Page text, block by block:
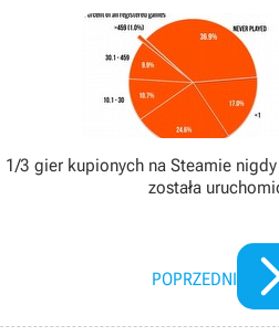
1/3 gier kupionych na Steamie
została
POPRZEDNI